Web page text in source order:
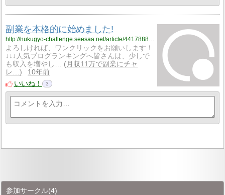
副業を本格的に始めました!
よろしければ、ワンクリックをお願いします！
↓↓↓人気ブログランキングへ皆さんは、少しで
も収入を増やし…
月収11万で副業にチャ
レ…
10年前
いいね！
3
参加サークル(4)